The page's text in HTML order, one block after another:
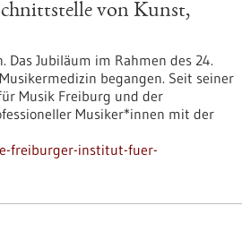
von Kunst,
Jubiläum im Rahmen des 24.
begangen. Seit seiner
Musik Freiburg und der
Musiker*innen mit der
freiburger-institut-fuer-